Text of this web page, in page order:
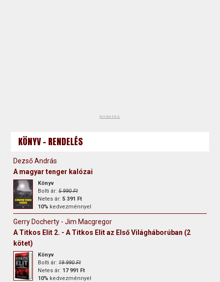
hirdetés
KÖNYV - RENDELÉS
Dezső András
A magyar tenger kalózai
Könyv
Bolti ár:5 990 Ft
Netes ár:5 391 Ft
10% kedvezménnyel
Gerry Docherty - Jim Macgregor
A Titkos Elit 2. - A Titkos Elit az Első Világháborúban (2
kötet)
Könyv
Bolti ár:19 990 Ft
Netes ár: 17 991 Ft
10% kedvezménnyel